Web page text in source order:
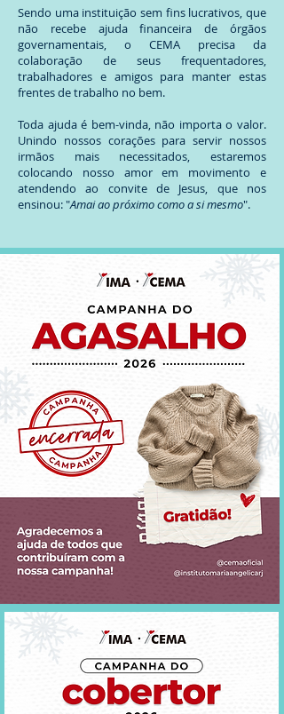
Sendo uma instituição sem fins lucrativos, que
não recebe ajuda financeira de órgãos
governamentais, o CEMA precisa da
colaboração de seus frequentadores,
trabalhadores e amigos para manter estas
frentes de trabalho no bem.
Toda ajuda é bem-vinda, não importa o valor.
Unindo nossos corações para servir nossos
irmãos mais necessitados, estaremos
colocando nosso amor em movimento e
atendendo ao convite de Jesus, que nos
ensinou: "Amai ao próximo como a si mesmo".